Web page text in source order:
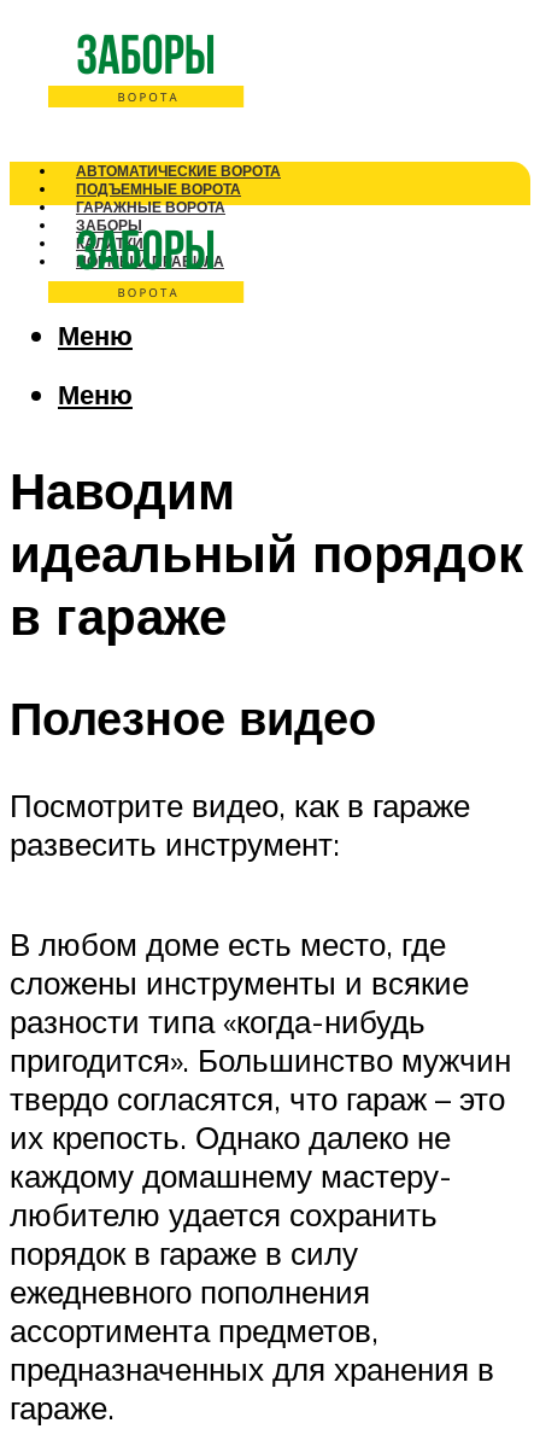
АВТОМАТИЧЕСКИЕ ВОРОТА
ПОДЪЕМНЫЕ ВОРОТА
ГАРАЖНЫЕ ВОРОТА
ЗАБОРЫ
КАЛИТКИ
НОРМЫ И ПРАВИЛА
Меню
Меню
Наводим
идеальный порядок
в гараже
Полезное видео
Посмотрите видео, как в гараже
развесить инструмент:
В любом доме есть место, где
сложены инструменты и всякие
разности типа «когда-нибудь
пригодится». Большинство мужчин
твердо согласятся, что гараж – это
их крепость. Однако далеко не
каждому домашнему мастеру-
любителю удается сохранить
порядок в гараже в силу
ежедневного пополнения
ассортимента предметов,
предназначенных для хранения в
гараже.